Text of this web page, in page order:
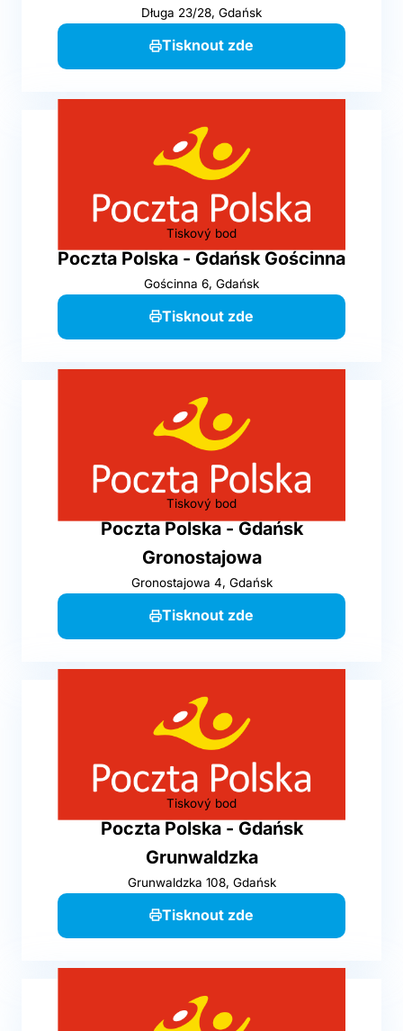
Długa 23/28, Gdańsk
Tisknout zde
Tiskový bod
Poczta Polska - Gdańsk Gościnna
Gościnna 6, Gdańsk
Tisknout zde
Tiskový bod
Poczta Polska - Gdańsk
Gronostajowa
Gronostajowa 4, Gdańsk
Tisknout zde
Tiskový bod
Poczta Polska - Gdańsk
Grunwaldzka
Grunwaldzka 108, Gdańsk
Tisknout zde